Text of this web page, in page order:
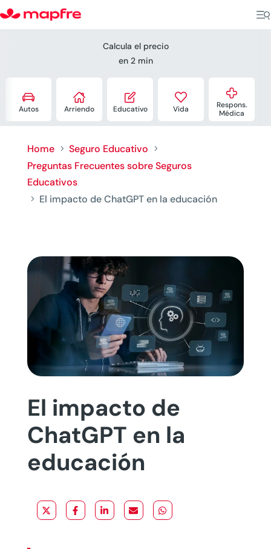
Calcula el precio
en 2 min

Autos

Arriendo

Educativo

Vida

Respons.
Médica
Home 5 Seguro Educativo 5
Preguntas Frecuentes sobre Seguros
Educativos
5 El impacto de ChatGPT en la educación
El impacto de
ChatGPT en la
educación